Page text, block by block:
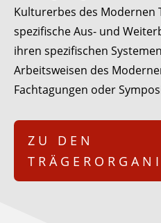
Kulturerbes des Modernen
spezifische Aus- und
ihren spezifischen
Arbeitsweisen des
Fachtagungen oder
ZU DEN